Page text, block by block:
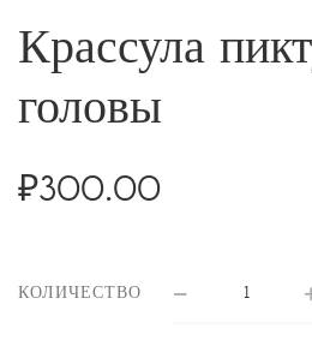
Крассула
головы
₽300.00
КОЛИЧЕСТВО